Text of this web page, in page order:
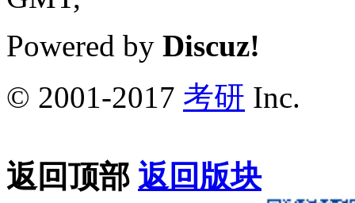
Powered by Discuz!
© 2001-2017 考研 Inc.
返回顶部 返回版块